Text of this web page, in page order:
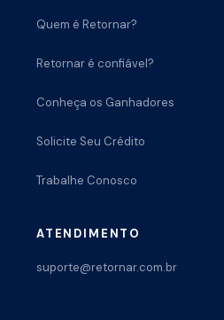
Quem é Retornar?
Retornar é confiável?
Conheça os Ganhadores
Solicite Seu Crédito
Trabalhe Conosco
ATENDIMENTO
suporte@retornar.com.br